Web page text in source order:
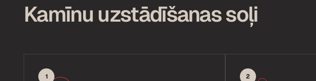
Kamīnu uzstādīšanas soļi
1 2